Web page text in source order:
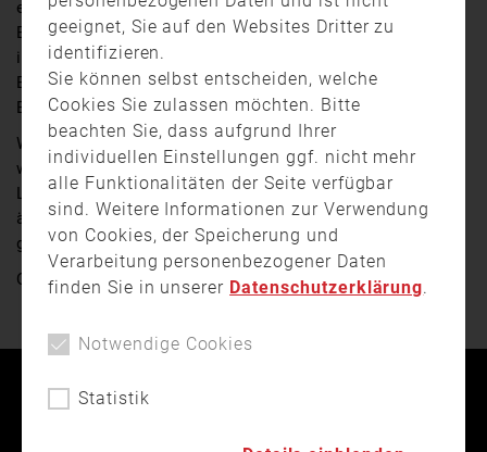
entdeckten Luftbeobachter gestern Abend einen Brand.
Eine Fläche von ca. 1000 Quadratmetern stand
innerhalb kürzester Zeit in Flammen. Etwa 100
Einsatzkräfte der umliegenden Feuerwehren hatten den
Brand nach rund drei Stunden gelöscht.
Weil der Wald aktuell besonders ausgetrocknet ist,
werden in Mittelfranken noch bis Sonntag
Luftbeobachtungen durchgeführt. Die Polizei bittet um
äußerste Vorsicht mit allem was noch brennen oder
glühen könnte, wie etwa Zigarettenkippen.
Quelle:Franken Fernsehen
Kontakt
geeignet, Sie auf den Websites Dritter zu
identifizieren.
Sie können selbst entscheiden, welche
Cookies Sie zulassen möchten. Bitte
beachten Sie, dass aufgrund Ihrer
individuellen Einstellungen ggf. nicht mehr
alle Funktionalitäten der Seite verfügbar
sind. Weitere Informationen zur Verwendung
von Cookies, der Speicherung und
Verarbeitung personenbezogener Daten
finden Sie in unserer Datenschutzerklärung.
Notwendige Cookies
Statistik